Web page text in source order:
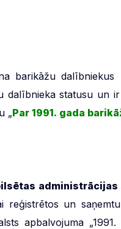
barikāžu dalībniekus
statusu un
„Par 1991. gada
administrācijas
reģistrētos un
apbalvojuma